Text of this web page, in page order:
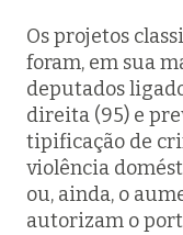
Os projetos
foram, em sua
deputados
direita (95) e
tipificação de
violência
ou, ainda, o
autorizam o